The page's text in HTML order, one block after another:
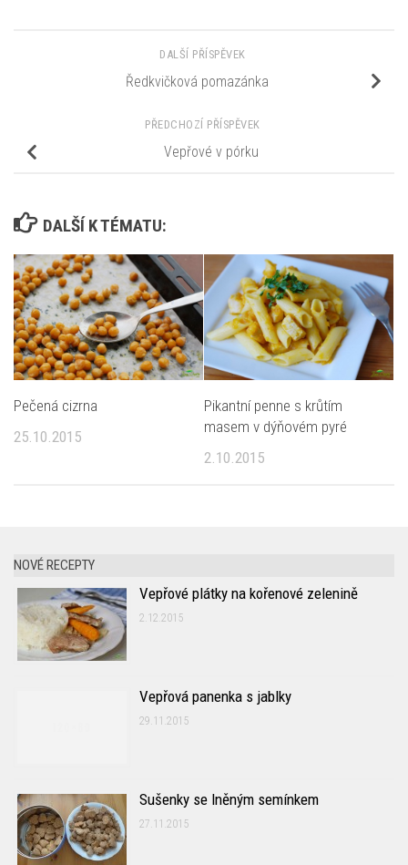
DALŠÍ PŘÍSPĚVEK
Ředkvičková pomazánka
PŘEDCHOZÍ PŘÍSPĚVEK
Vepřové v pórku
DALŠÍ K TÉMATU:
Pečená cizrna
25.10.2015
Pikantní penne s krůtím
masem v dýňovém pyré
2.10.2015
NOVÉ RECEPTY
Vepřové plátky na kořenové zelenině
2.12.2015
Vepřová panenka s jablky
29.11.2015
Sušenky se lněným semínkem
27.11.2015